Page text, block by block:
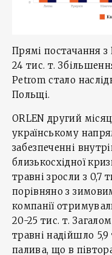
Прямі постачання з
24 тис. т.
Petrom стало
Польщі.
ORLEN другий
українському
забезпеченні
близькосхідної
травні зросли з 0,7
порівняно з
компанії
20-25 тис. т.
травні надійшло
палива, що в